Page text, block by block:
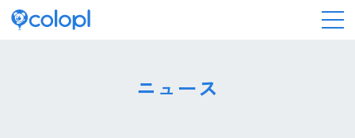
ニュース